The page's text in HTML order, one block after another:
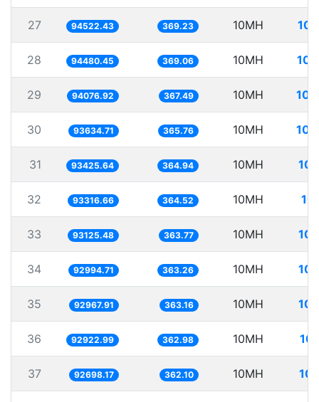
27 94522.43 369.23 10MH
28 94480.45 369.06 10MH
29 94076.92 367.49 10MH
30 93634.71 365.76 10MH
31 93425.64 364.94 10MH
32 93316.66 364.52 10MH
33 93125.48 363.77 10MH
34 92994.71 363.26 10MH
35 92967.91 363.16 10MH
36 92922.99 362.98 10MH
37 92698.17 362.10 10MH